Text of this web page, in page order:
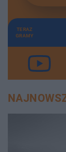
TERAZ
GRAMY